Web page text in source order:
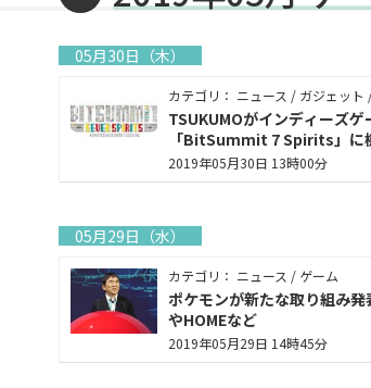
05月30日（木）
カテゴリ： ニュース / ガジェット
TSUKUMOがインディーズゲ
「BitSummit 7 Spirits」に
2019年05月30日 13時00分
05月29日（水）
カテゴリ： ニュース / ゲーム
ポケモンが新たな取り組み
やHOMEなど
2019年05月29日 14時45分